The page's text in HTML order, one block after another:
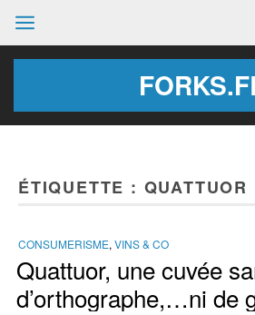
ÉTIQUETTE : QUATTUOR
CONSUMERISME, VINS & CO
Quattuor, une cuvée
d’orthographe,…ni de